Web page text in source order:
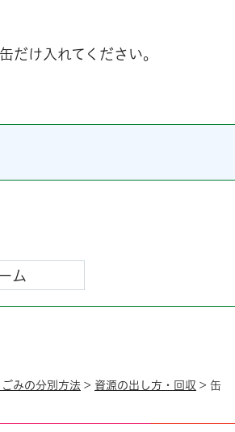
だけ入れてください。
みの分別方法 > 資源の出し方・回収 > 缶